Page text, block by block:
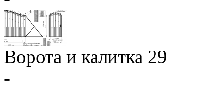
Ворота и калитка 29
-